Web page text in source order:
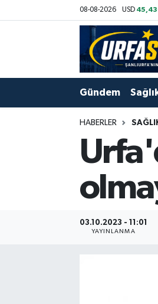
08-08-2026 USD
Gündem
HABERLER
03.10.2023 - 11:01
YAYINLANMA
Şanlıurfa Nöbetçi
Şanlıurfa Hava Durumu
Süper Lig Puan Durumu ve
Tüm Manşetler
Son Dakika Haberleri